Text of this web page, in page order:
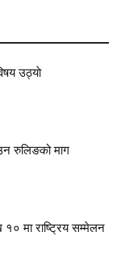
उठ्याे
रुलिङको माग
मा राष्ट्रिय सम्मेलन